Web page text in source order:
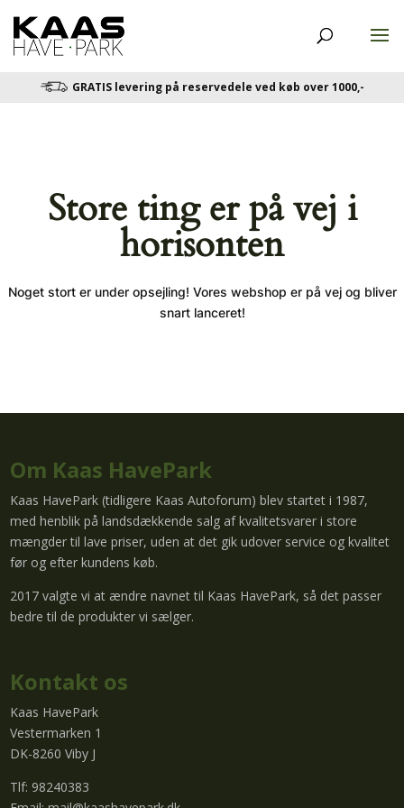
GRATIS levering på reservedele ved køb over 1000,-
Store ting er på vej i
horisonten
Noget stort er under opsejling! Vores webshop er på vej og bliver
snart lanceret!
Om Kaas HavePark
Kaas HavePark (tidligere Kaas Autoforum) blev startet i 1987,
med henblik på landsdækkende salg af kvalitetsvarer i store
mængder til lave priser, uden at det gik udover service og kvalitet
før og efter kundens køb.
2017 valgte vi at ændre navnet til Kaas HavePark, så det passer
bedre til de produkter vi sælger.
Kontakt os
Kaas HavePark
Vestermarken 1
DK-8260 Viby J
Tlf: 98240383